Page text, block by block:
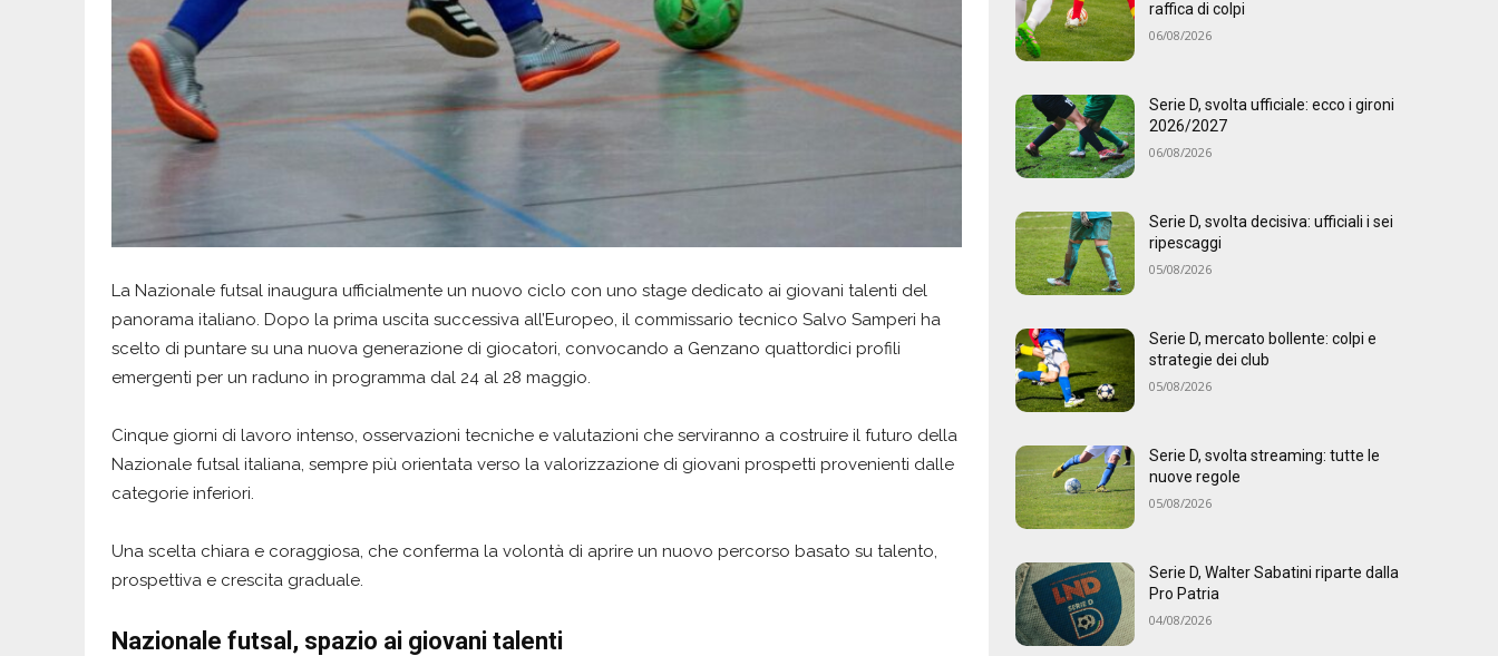
La Nazionale futsal inaugura ufficialmente un nuovo ciclo con uno stage dedicato ai giovani talenti del
panorama italiano. Dopo la prima uscita successiva all’Europeo, il commissario tecnico Salvo Samperi ha
scelto di puntare su una nuova generazione di giocatori, convocando a Genzano quattordici profili
emergenti per un raduno in programma dal 24 al 28 maggio.
Cinque giorni di lavoro intenso, osservazioni tecniche e valutazioni che serviranno a costruire il futuro della
Nazionale futsal italiana, sempre più orientata verso la valorizzazione di giovani prospetti provenienti dalle
categorie inferiori.
Una scelta chiara e coraggiosa, che conferma la volontà di aprire un nuovo percorso basato su talento,
prospettiva e crescita graduale.
Nazionale futsal, spazio ai giovani talenti
raffica di colpi
06/08/2026
Serie D, svolta ufficiale: ecco i gironi
2026/2027
06/08/2026
Serie D, svolta decisiva: ufficiali i sei
ripescaggi
05/08/2026
Serie D, mercato bollente: colpi e
strategie dei club
05/08/2026
Serie D, svolta streaming: tutte le
nuove regole
05/08/2026
Serie D, Walter Sabatini riparte dalla
Pro Patria
04/08/2026